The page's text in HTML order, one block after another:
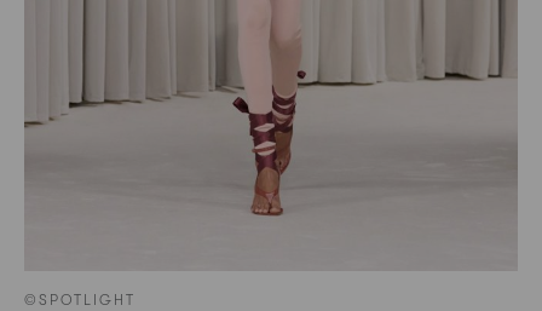
©SPOTLIGHT